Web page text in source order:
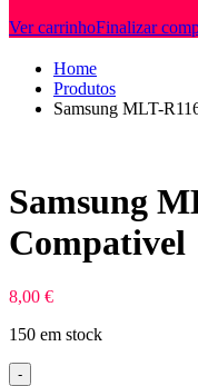
Ver carrinhoFinalizar
Home
Produtos
Samsung MLT-
Samsung
Compativel
8,00 €
150 em stock
-